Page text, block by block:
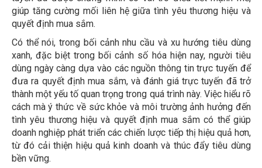
giúp tăng cường mối liên hệ giữa tình yêu thương hiệu và
quyết định mua sắm.
Có thể nói, trong bối cảnh nhu cầu và xu hướng tiêu dùng
xanh, đặc biệt trong bối cảnh số hóa hiện nay, người tiêu
dùng ngày càng dựa vào các nguồn thông tin trực tuyến để
đưa ra quyết định mua sắm, và đánh giá trực tuyến đã trở
thành một yếu tố quan trọng trong quá trình này. Việc hiểu rõ
cách mà ý thức về sức khỏe và môi trường ảnh hưởng đến
tình yêu thương hiệu và quyết định mua sắm có thể giúp
doanh nghiệp phát triển các chiến lược tiếp thị hiệu quả hơn,
từ đó cải thiện hiệu quả kinh doanh và thúc đẩy tiêu dùng
bền vững.